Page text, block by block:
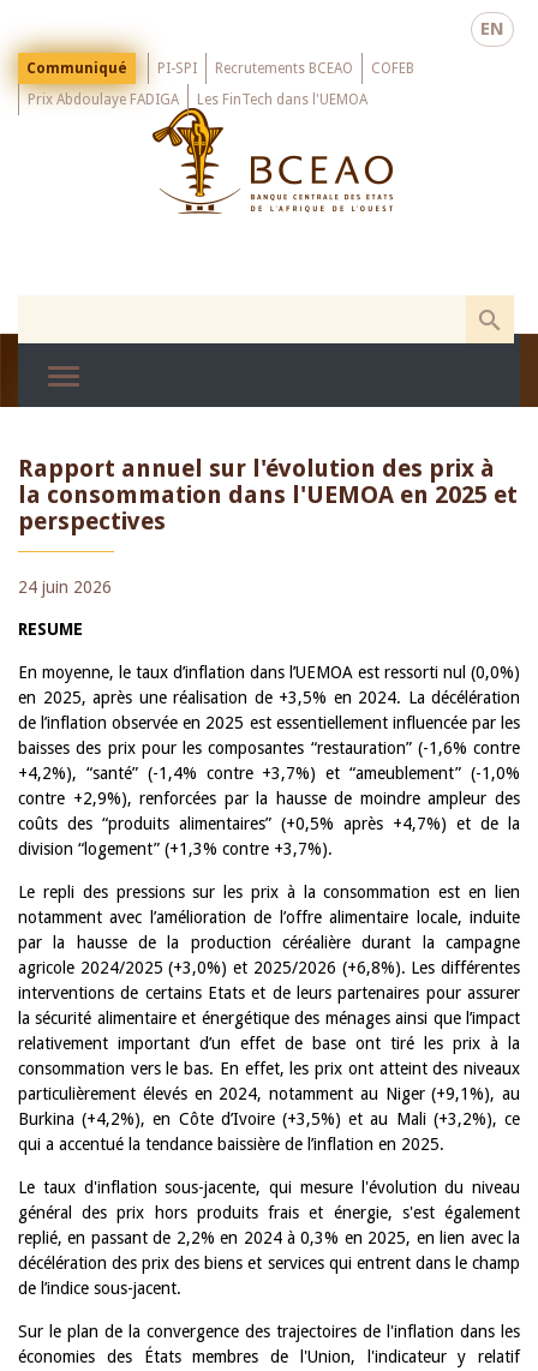
main
EN
Menu
Top
Communiqué PI-SPI Recrutements BCEAO
COFEB
Prix Abdoulaye FADIGA
Les FinTech dans l'UEMOA
Rapport annuel sur l'évolution des prix à
la consommation dans l'UEMOA en 2025 et
perspectives
24 juin 2026
RESUME
En moyenne, le taux d’inflation dans l’UEMOA est ressorti nul (0,0%)
en 2025, après une réalisation de +3,5% en 2024. La décélération
de l’inflation observée en 2025 est essentiellement influencée par les
baisses des prix pour les composantes “restauration” (-1,6% contre
+4,2%), “santé” (-1,4% contre +3,7%) et “ameublement” (-1,0%
contre +2,9%), renforcées par la hausse de moindre ampleur des
coûts des “produits alimentaires” (+0,5% après +4,7%) et de la
division “logement” (+1,3% contre +3,7%).
Le repli des pressions sur les prix à la consommation est en lien
notamment avec l’amélioration de l’offre alimentaire locale, induite
par la hausse de la production céréalière durant la campagne
agricole 2024/2025 (+3,0%) et 2025/2026 (+6,8%). Les différentes
interventions de certains Etats et de leurs partenaires pour assurer
la sécurité alimentaire et énergétique des ménages ainsi que l’impact
relativement important d’un effet de base ont tiré les prix à la
consommation vers le bas. En effet, les prix ont atteint des niveaux
particulièrement élevés en 2024, notamment au Niger (+9,1%), au
Burkina (+4,2%), en Côte d’Ivoire (+3,5%) et au Mali (+3,2%), ce
qui a accentué la tendance baissière de l’inflation en 2025.
Le taux d'inflation sous-jacente, qui mesure l'évolution du niveau
général des prix hors produits frais et énergie, s'est également
replié, en passant de 2,2% en 2024 à 0,3% en 2025, en lien avec la
décélération des prix des biens et services qui entrent dans le champ
de l’indice sous-jacent.
Sur le plan de la convergence des trajectoires de l'inflation dans les
économies des États membres de l'Union, l'indicateur y relatif